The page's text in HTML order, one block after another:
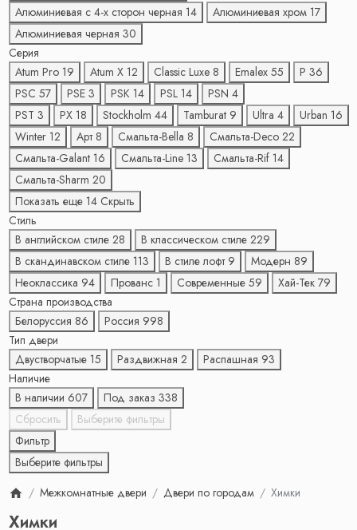
Алюминиевая с 4-x сторон черная 14 Алюминиевая хром 17
Алюминиевая черная 30
Серия
Atum Pro 19 Atum X 12 Classic Luxe 8 Emalex 55 P 36
PSC 57 PSE 3 PSK 14 PSL 14 PSN 4
PST 3 PX 18 Stockholm 44 Tamburat 9 Ultra 4 Urban 16
Winter 12 Арт 8 Смальта-Bella 8 Смальта-Deco 22
Смальта-Galant 16 Смальта-Line 13 Смальта-Rif 14
Смальта-Sharm 20
Показать еще 14 Скрыть
Стиль
В английском стиле 28 В классическом стиле 229
В скандинавском стиле 113 В стиле лофт 9 Модерн 89
Неоклассика 94 Прованс 1 Современные 59 Хай-Тек 79
Страна производства
Белоруссия 86 Россия 998
Тип двери
Двустворчатые 15 Раздвижная 2 Распашная 93
Наличие
В наличии 607 Под заказ 338
Сбросить
Выберите фильтры
Фильтр
Выберите фильтры
Межкомнатные двери
Двери по городам Химки
Химки